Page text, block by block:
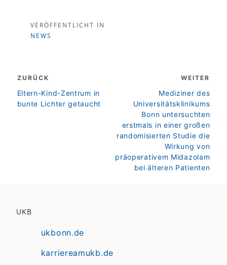
VERÖFFENTLICHT IN
NEWS
ZURÜCK
zurück
Eltern-Kind-Zentrum in
bunte Lichter getaucht
WEITER
weiter
Mediziner des
Universitätsklinikums
Bonn untersuchten
erstmals in einer großen
randomisierten Studie die
Wirkung von
präoperativem Midazolam
bei älteren Patienten
UKB
ukbonn.de
karriereamukb.de